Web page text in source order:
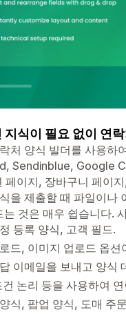
지식이 필요 없이 연
처 양식 빌더를 사용하
Sendinblue, Google
페이지, 장바구니 페이
을 제출할 때 파일이나
는 것은 매우 쉽습니다.
등록 양식, 고객 필드.
드, 이미지 업로드 옵
이메일을 보내고 양식
논리 등을 사용하여
식, 팝업 양식, 도매 주